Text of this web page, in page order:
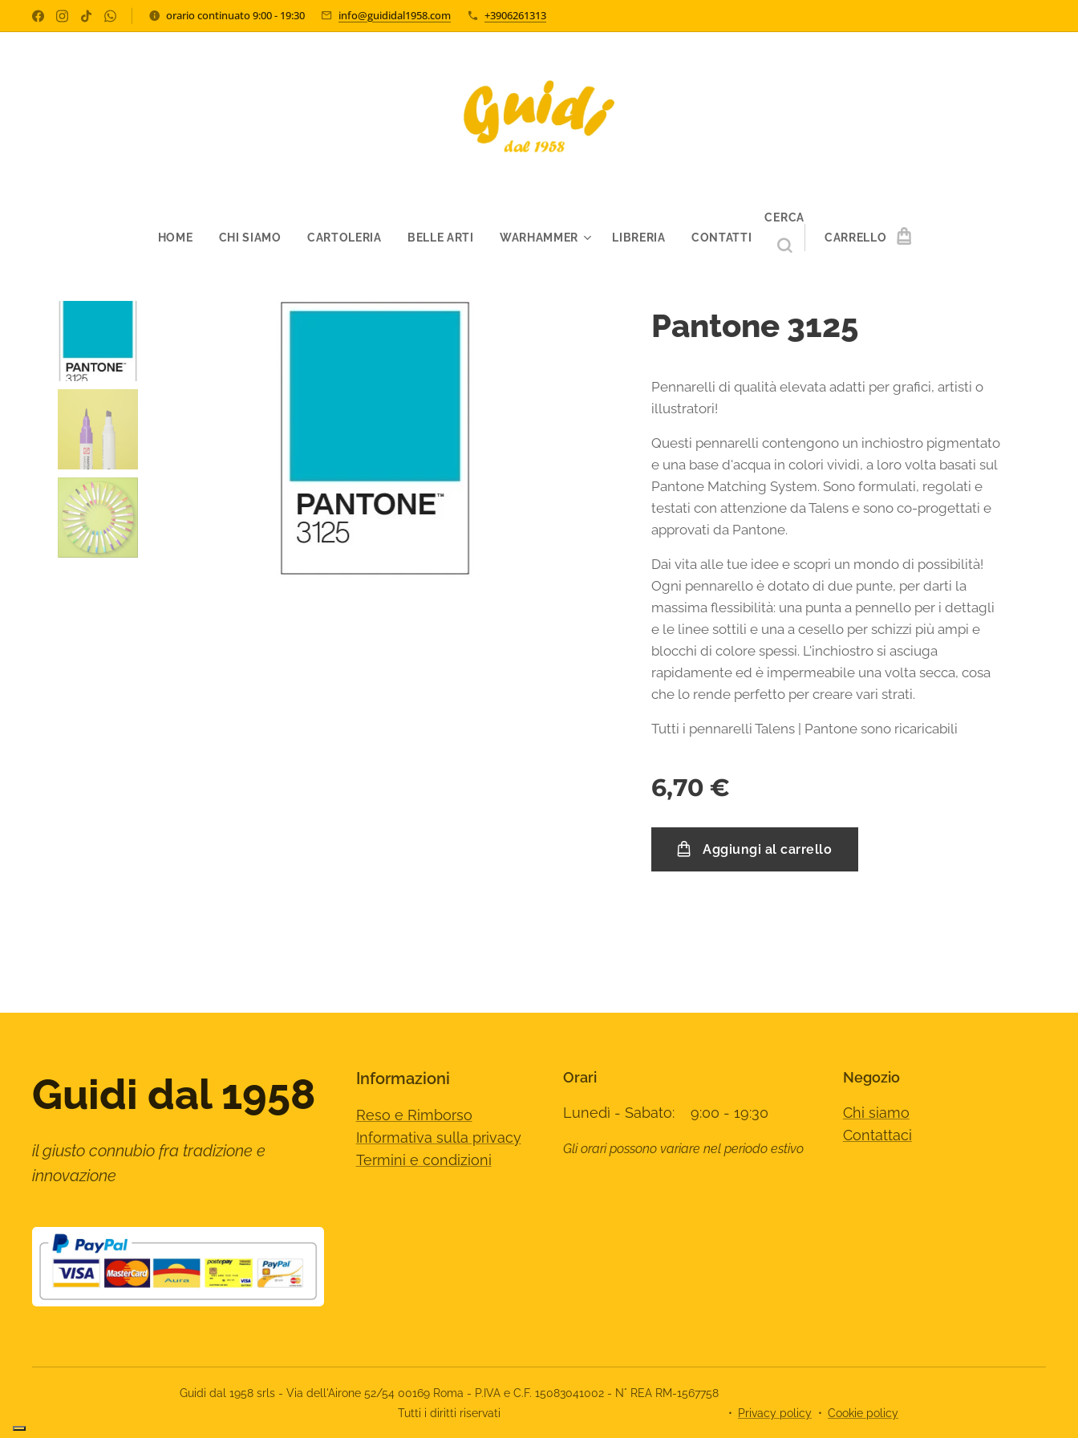
orario continuato 9:00 - 19:30 info@guididal1958.com +3906261313
HOME CHI SIAMO CARTOLERIA BELLE ARTI WARHAMMER LIBRERIA CONTATTI
CERCA
CARRELLO
Pantone 3125
Pennarelli di qualità elevata adatti per grafici, artisti o
illustratori!
Questi pennarelli contengono un inchiostro pigmentato
e una base d'acqua in colori vividi, a loro volta basati sul
Pantone Matching System. Sono formulati, regolati e
testati con attenzione da Talens e sono co-progettati e
approvati da Pantone.
Dai vita alle tue idee e scopri un mondo di possibilità!
Ogni pennarello è dotato di due punte, per darti la
massima flessibilità: una punta a pennello per i dettagli
e le linee sottili e una a cesello per schizzi più ampi e
blocchi di colore spessi. L'inchiostro si asciuga
rapidamente ed è impermeabile una volta secca, cosa
che lo rende perfetto per creare vari strati.
Tutti i pennarelli Talens | Pantone sono ricaricabili
6,70 €
Aggiungi al carrello
Guidi dal 1958
il giusto connubio fra tradizione e
innovazione
Informazioni
Reso e Rimborso
Informativa sulla privacy
Termini e condizioni
Orari
Lunedì - Sabato: 9:00 - 19:30
Gli orari possono variare nel periodo estivo
Negozio
Chi siamo
Contattaci
Guidi dal 1958 srls - Via dell'Airone 52/54 00169 Roma - P.IVA e C.F. 15083041002 - N° REA RM-1567758
Tutti i diritti riservati
Privacy policy Cookie policy